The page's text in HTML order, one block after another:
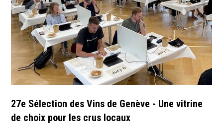
27e Sélection des Vins de Genève - Une vitrine
de choix pour les crus locaux